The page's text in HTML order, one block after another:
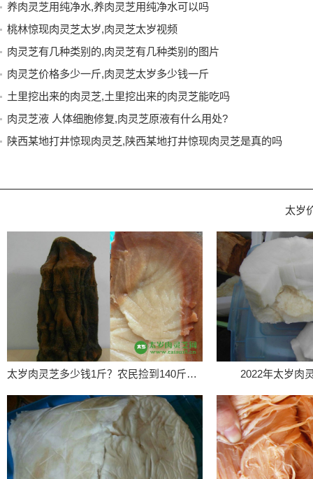
养肉灵芝用纯净水,养肉灵芝用纯净水可以吗
桃林惊现肉灵芝太岁,肉灵芝太岁视频
肉灵芝有几种类别的,肉灵芝有几种类别的图片
肉灵芝价格多少一斤,肉灵芝太岁多少钱一斤
土里挖出来的肉灵芝,土里挖出来的肉灵芝能吃吗
肉灵芝液 人体细胞修复,肉灵芝原液有什么用处?
陕西某地打井惊现肉灵芝,陕西某地打井惊现肉灵芝是真的吗
太岁
太岁肉灵芝多少钱1斤？农民捡到140斤太岁价值百万 2022年太岁肉